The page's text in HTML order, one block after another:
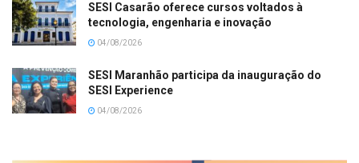
SESI Casarão oferece cursos voltados à
tecnologia, engenharia e inovação
04/08/2026
SESI Maranhão participa da inauguração do
SESI Experience
04/08/2026